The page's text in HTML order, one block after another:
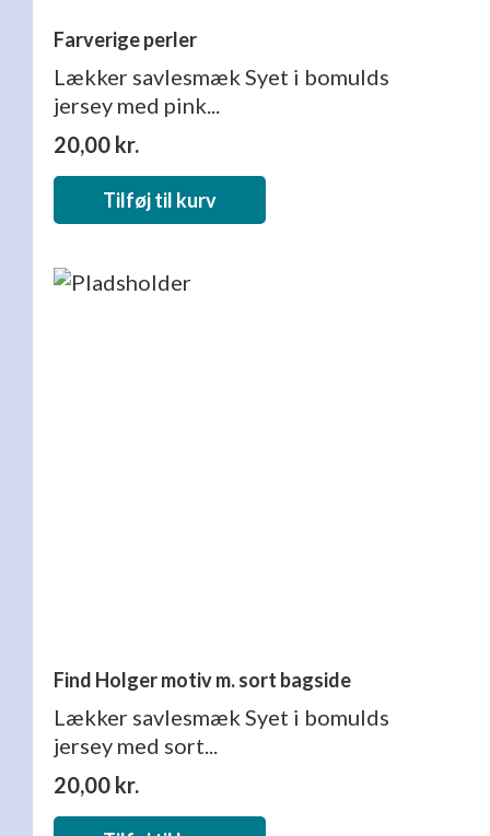
Farverige perler
Lækker savlesmæk Syet i bomulds
jersey med pink...
20,00 kr.
Tilføj til kurv
Find Holger motiv m. sort bagside
Lækker savlesmæk Syet i bomulds
jersey med sort...
20,00 kr.